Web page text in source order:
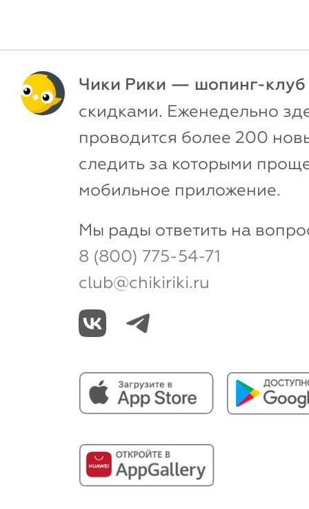
Чики Рики — шопинг-клуб
скидками. Еженедельно
проводится более 200
следить за которыми
мобильное приложение.
Мы рады ответить на
8 (800) 775-54-71
club@chikiriki.ru